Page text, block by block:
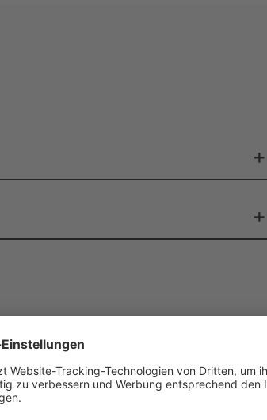
Produktsicherheit über nachfolgende